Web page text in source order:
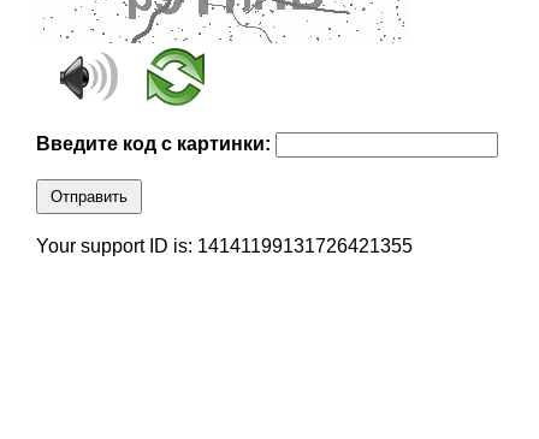
Введите код с картинки:
Отправить
Your support ID is: 14141199131726421355